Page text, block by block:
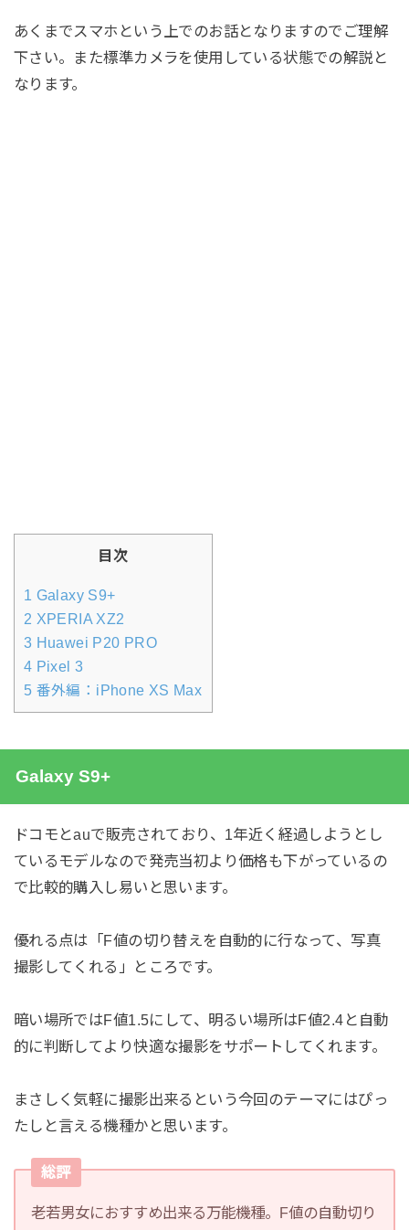
あくまでスマホという上でのお話となりますのでご理解
下さい。また標準カメラを使用している状態での解説と
なります。
目次
1 Galaxy S9+
2 XPERIA XZ2
3 Huawei P20 PRO
4 Pixel 3
5 番外編：iPhone XS Max
Galaxy S9+
ドコモとauで販売されており、1年近く経過しようとし
ているモデルなので発売当初より価格も下がっているの
で比較的購入し易いと思います。
優れる点は「F値の切り替えを自動的に行なって、写真
撮影してくれる」ところです。
暗い場所ではF値1.5にして、明るい場所はF値2.4と自動
的に判断してより快適な撮影をサポートしてくれます。
まさしく気軽に撮影出来るという今回のテーマにはぴっ
たしと言える機種かと思います。
総評
老若男女におすすめ出来る万能機種。F値の自動切り